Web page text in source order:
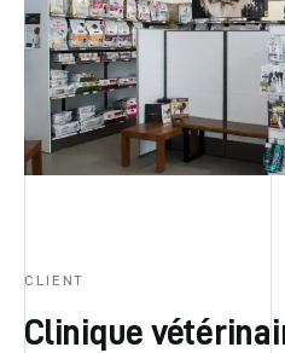
CLIENT
Clinique